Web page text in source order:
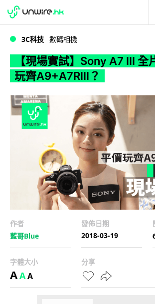
WWDC 2026
3C科技 數碼相機
【現場實試】Sony A7 III
玩齊A9+A7RIII？
作者
藍哥Blue
發佈日期
2018-03-19
字體大小
AAA
分享